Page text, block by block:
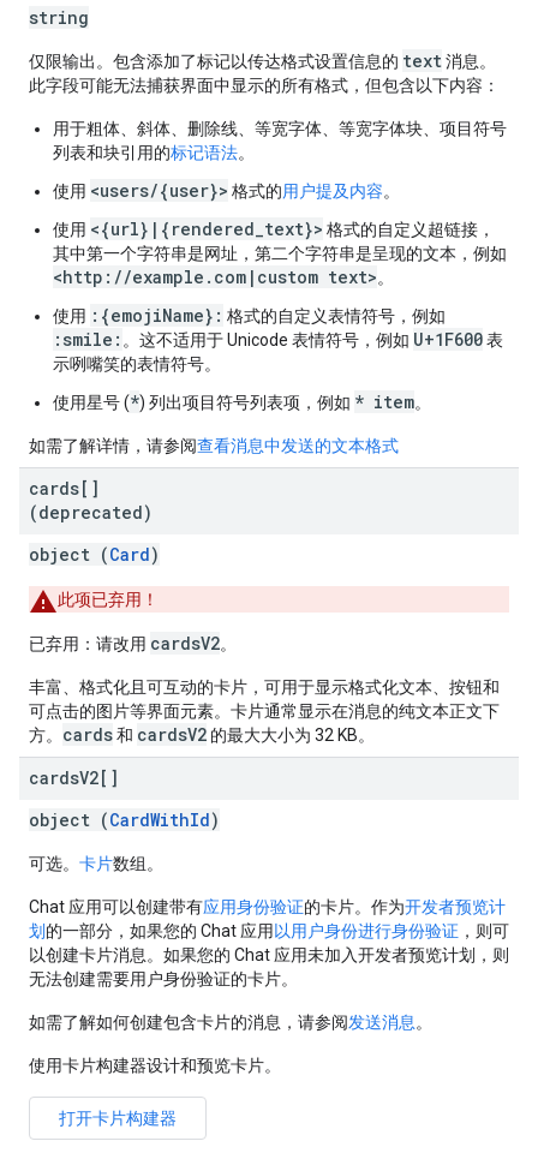
string
仅限输出。包含添加了标记以传达格式设置信息的 text消息。
此字段可能无法捕获界面中显示的所有格式，但包含以下内容：
用于粗体、斜体、删除线、等宽字体、等宽字体块、项目符号
列表和块引用的标记语法。
使用 <users/{user}> 格式的用户提及内容。
使用 <{url}|{rendered_text}> 格式的自定义超链接，
其中第一个字符串是网址，第二个字符串是呈现的文本，例如
<http://example.com|custom text>。
使用 :{emojiName}: 格式的自定义表情符号，例如
:smile: 。这不适用于 Unicode 表情符号，例如 U+1F600表
示咧嘴笑的表情符号。
使用星号 (*) 列出项目符号列表项，例如 * item。
如需了解详情，请参阅查看消息中发送的文本格式
cards[]
(deprecated)
object (Card)
此项已弃用！
已弃用：请改用 cardsV2。
丰富、格式化且可互动的卡片，可用于显示格式化文本、按钮和
可点击的图片等界面元素。卡片通常显示在消息的纯文本正文下
方。 cards和 cardsV2 的最大大小为 32 KB。
cardsV2[]
object (CardWithId)
可选。 卡片数组。
Chat 应用可以创建带有应用身份验证的卡片。作为开发者预览计
划 的一部分，如果您的 Chat 应用 以用户身份进行身份验证 ，则可
以创建卡片消息。如果您的 Chat 应用未加入开发者预览计划，则
无法创建需要用户身份验证的卡片。
如需了解如何创建包含卡片的消息，请参阅发送消息 。
使用卡片构建器设计和预览卡片。
打开卡片构建器